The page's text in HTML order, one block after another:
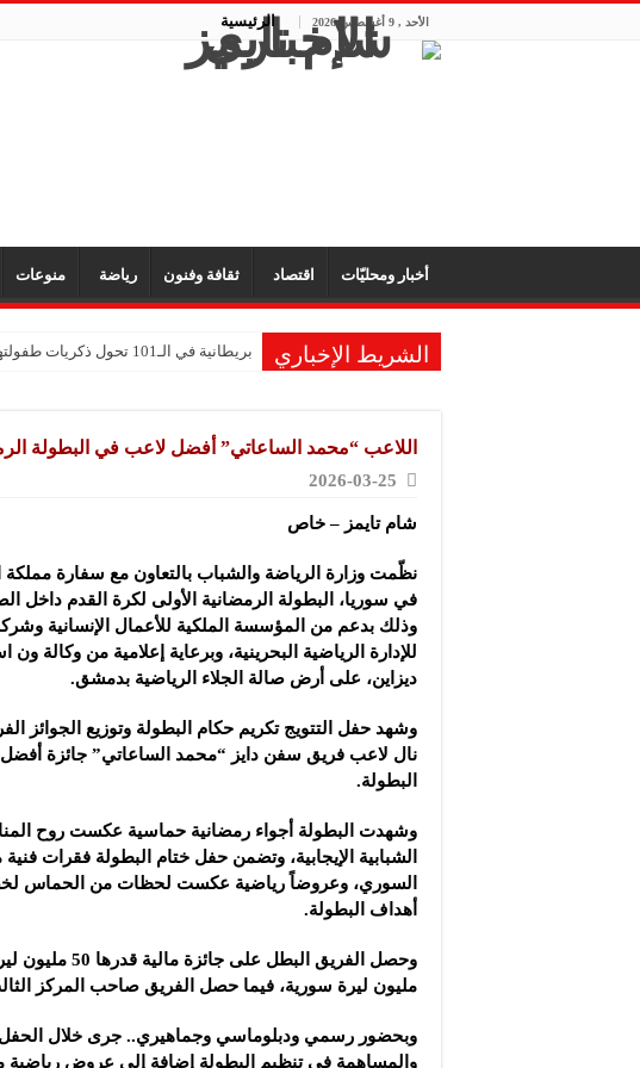
الأحد , 9 أغسطس 2026 الرئيسية
أخبار ومحليّات اقتصاد ثقافة وفنون رياضة منوعات
الشريط الإخباري بريطانية في الـ101 تحول ذكريات طفولتها إلى متحف للألعاب
اللاعب “محمد الساعاتي” أفضل لاعب في البطولة
2026-03-25
شام تايمز – خاص
نظّمت وزارة الرياضة والشباب بالتعاون مع سفارة مملكة
في سوريا، البطولة الرمضانية الأولى لكرة القدم داخل
وذلك بدعم من المؤسسة الملكية للأعمال الإنسانية
للإدارة الرياضية البحرينية، وبرعاية إعلامية من وكالة ون
ديزاين، على أرض صالة الجلاء الرياضية بدمشق.
وشهد حفل التتويج تكريم حكام البطولة وتوزيع الجوائز
نال لاعب فريق سفن دايز “محمد الساعاتي” جائزة
البطولة.
وشهدت البطولة أجواء رمضانية حماسية عكست روح
الشبابية الإيجابية، وتضمن حفل ختام البطولة فقرات
السوري، وعروضاً رياضية عكست لحظات من الحماس
أهداف البطولة.
مليون ليرة سورية، فيما حصل الفريق صاحب المركز الثالث على 20 مليون
وبحضور رسمي ودبلوماسي وجماهيري.. جرى خلال الحفل
والمساهمة في تنظيم البطولة إضافة إلى عروض